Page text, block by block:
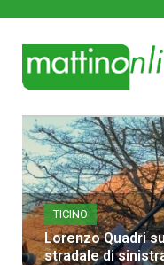
TICINO
Lorenzo Quadri
stradale di